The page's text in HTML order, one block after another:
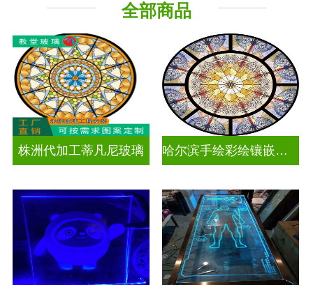
全部商品
株洲代加工蒂凡尼玻璃 哈尔滨手绘彩绘镶嵌玻璃